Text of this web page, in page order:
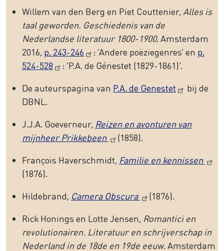
Willem van den Berg en Piet Couttenier, Alles is
taal geworden. Geschiedenis van de
Nederlandse literatuur 1800-1900. Amsterdam
2016, p. 243-246 : ‘Andere poëziegenres’ en p.
524-528
: ‘P.A. de Génestet (1829-1861)’.
De auteurspagina van P.A. de Genestet
bij de
DBNL.
J.J.A. Goeverneur, Reizen en avonturen van
mijnheer Prikkebeen
(1858).
François Haverschmidt, Familie en kennissen
(1876).
Hildebrand, Camera Obscura
(1876).
Rick Honings en Lotte Jensen, Romantici en
revolutionairen. Literatuur en schrijverschap in
Nederland in de 18de en 19de eeuw. Amsterdam